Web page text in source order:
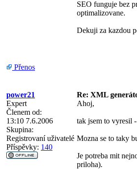
SEO funguje bez
optimalizovane.
Dekuji za kazdou
Přenos
power21
Re: XML
Expert
Členem od:
13:10 7.6.2006
Skupina:
Registrovaní uživatelé
Příspěvky: 140
Ahoj,
tak jsem to vyresil
Mozna se to taky
Je potreba mit
priloha).